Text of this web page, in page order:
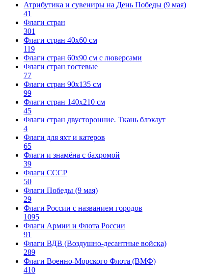
Атрибутика и сувениры на День Победы (9 мая)
41
Флаги стран
301
Флаги стран 40х60 см
119
Флаги стран 60x90 см с люверсами
Флаги стран гостевые
77
Флаги стран 90х135 см
99
Флаги стран 140х210 см
45
Флаги стран двусторонние. Ткань блэкаут
4
Флаги для яхт и катеров
65
Флаги и знамёна с бахромой
39
Флаги СССР
50
Флаги Победы (9 мая)
29
Флаги России с названием городов
1095
Флаги Армии и Флота России
91
Флаги ВДВ (Воздушно-десантные войска)
289
Флаги Военно-Морского Флота (ВМФ)
410